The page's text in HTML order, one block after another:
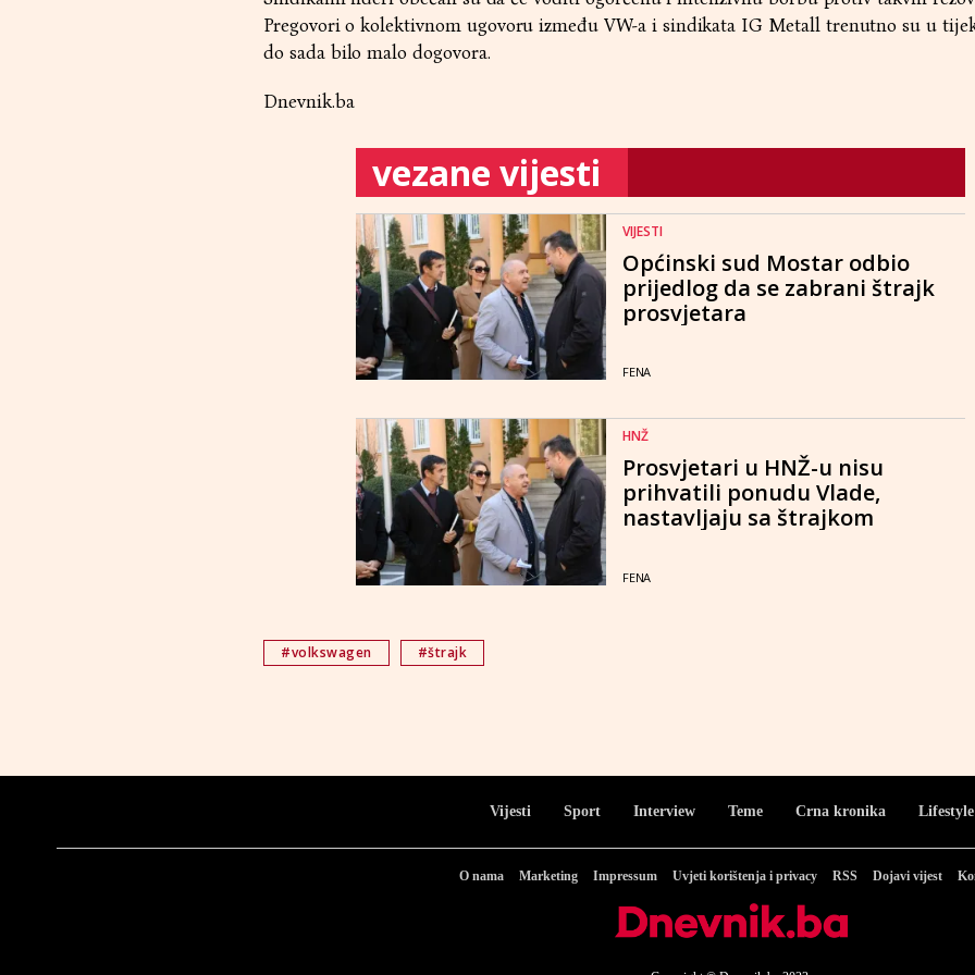
Pregovori o kolektivnom ugovoru između VW-a i sindikata IG Metall trenutno su u
do sada bilo malo dogovora.
Dnevnik.ba
vezane vijesti
VIJESTI
Općinski sud Mostar odbio
prijedlog da se zabrani štrajk
prosvjetara
FENA
HNŽ
Prosvjetari u HNŽ-u nisu
prihvatili ponudu Vlade,
nastavljaju sa štrajkom
FENA
#volkswagen #štrajk
Vijesti Sport Interview Teme Crna kronika Lifestyle
O nama Marketing Impressum Uvjeti korištenja i privacy RSS Dojavi vijest